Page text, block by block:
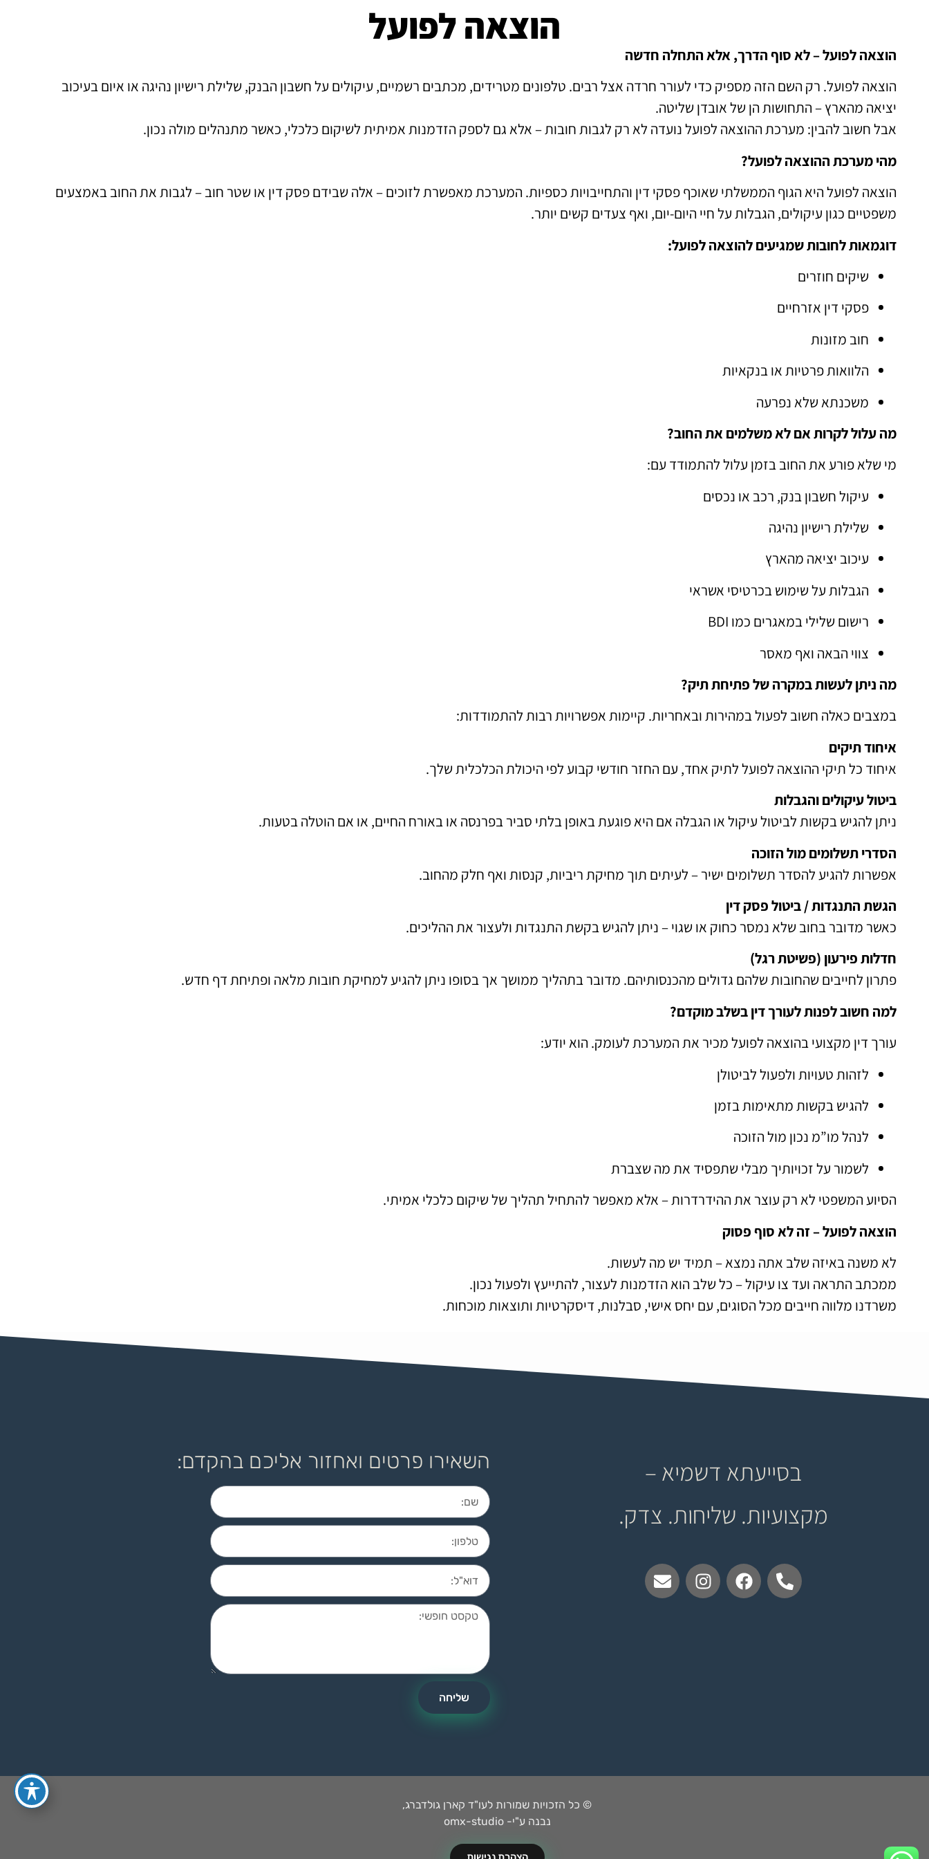
הוצאה לפועל
הוצאה לפועל – לא סוף הדרך, אלא התחלה חדשה
הוצאה לפועל. רק השם הזה מספיק כדי לעורר חרדה אצל רבים. טלפונים מטרידים, מכתבים רשמיים, עיקולים על חשבון הבנק, שלילת רישיון נהיגה או איום בעיכוב
יציאה מהארץ – התחושות הן של אובדן שליטה.
אבל חשוב להבין: מערכת ההוצאה לפועל נועדה לא רק לגבות חובות – אלא גם לספק הזדמנות אמיתית לשיקום כלכלי, כאשר מתנהלים מולה נכון.
מהי מערכת ההוצאה לפועל?
הוצאה לפועל היא הגוף הממשלתי שאוכף פסקי דין והתחייבויות כספיות. המערכת מאפשרת לזוכים – אלה שבידם פסק דין או שטר חוב – לגבות את החוב באמצעים
משפטיים כגון עיקולים, הגבלות על חיי היום-יום, ואף צעדים קשים יותר.
דוגמאות לחובות שמגיעים להוצאה לפועל:
שיקים חוזרים
פסקי דין אזרחיים
חוב מזונות
הלוואות פרטיות או בנקאיות
משכנתא שלא נפרעה
מה עלול לקרות אם לא משלמים את החוב?
מי שלא פורע את החוב בזמן עלול להתמודד עם:
עיקול חשבון בנק, רכב או נכסים
שלילת רישיון נהיגה
עיכוב יציאה מהארץ
הגבלות על שימוש בכרטיסי אשראי
רישום שלילי במאגרים כמו BDI
צווי הבאה ואף מאסר
מה ניתן לעשות במקרה של פתיחת תיק?
במצבים כאלה חשוב לפעול במהירות ובאחריות. קיימות אפשרויות רבות להתמודדות:
איחוד תיקים
איחוד כל תיקי ההוצאה לפועל לתיק אחד, עם החזר חודשי קבוע לפי היכולת הכלכלית שלך.
ביטול עיקולים והגבלות
ניתן להגיש בקשות לביטול עיקול או הגבלה אם היא פוגעת באופן בלתי סביר בפרנסה או באורח החיים, או אם הוטלה בטעות.
הסדרי תשלומים מול הזוכה
אפשרות להגיע להסדר תשלומים ישיר – לעיתים תוך מחיקת ריביות, קנסות ואף חלק מהחוב.
הגשת התנגדות / ביטול פסק דין
כאשר מדובר בחוב שלא נמסר כחוק או שגוי – ניתן להגיש בקשת התנגדות ולעצור את ההליכים.
חדלות פירעון (פשיטת רגל)
פתרון לחייבים שהחובות שלהם גדולים מהכנסותיהם. מדובר בתהליך ממושך אך בסופו ניתן להגיע למחיקת חובות מלאה ופתיחת דף חדש.
למה חשוב לפנות לעורך דין בשלב מוקדם?
עורך דין מקצועי בהוצאה לפועל מכיר את המערכת לעומק. הוא יודע:
לזהות טעויות ולפעול לביטולן
להגיש בקשות מתאימות בזמן
לנהל מו”מ נכון מול הזוכה
לשמור על זכויותיך מבלי שתפסיד את מה שצברת
הסיוע המשפטי לא רק עוצר את ההידרדרות – אלא מאפשר להתחיל תהליך של שיקום כלכלי אמיתי.
הוצאה לפועל – זה לא סוף פסוק
לא משנה באיזה שלב אתה נמצא – תמיד יש מה לעשות.
ממכתב התראה ועד צו עיקול – כל שלב הוא הזדמנות לעצור, להתייעץ ולפעול נכון.
משרדנו מלווה חייבים מכל הסוגים, עם יחס אישי, סבלנות, דיסקרטיות ותוצאות מוכחות.
בסייעתא דשמיא –
מקצועיות. שליחות. צדק.
השאירו פרטים ואחזור אליכם בהקדם:
שליחה
© כל הזכויות שמורות לעו"ד קארן גולדברג,
נבנה ע"י- omx-studio